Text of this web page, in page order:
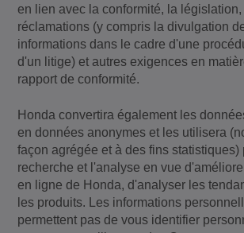
en lien avec la conformité, la
réclamations (y compris la divulgation
informations dans le cadre d'une
d'un litige) et autres exigences en
rapport de conformité.
Honda convertira également les
en données anonymes et les utilisera
façon agrégée et à des fins statistiques)
recherche et l'analyse en vue
en ligne de Honda, d'analyser les
les produits. Les informations
permettent pas de vous identifier